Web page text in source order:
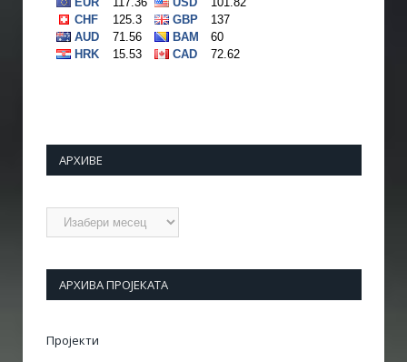
АРХИВЕ
Архиве
АРХИВА ПРОЈЕКАТА
Пројекти